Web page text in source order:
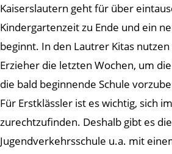
Kaiserslautern geht für über
Kindergartenzeit zu Ende und ein
beginnt. In den Lautrer Kitas
Erzieher die letzten Wochen, um
die bald beginnende Schule
Für Erstklässler ist es wichtig, sich
zurechtzufinden. Deshalb gibt es die
Jugendverkehrsschule u.a. mit